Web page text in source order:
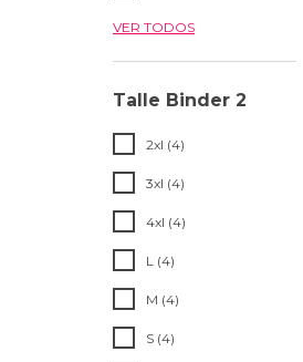
VER TODOS
Talle Binder 2
2xl (4)
3xl (4)
4xl (4)
L (4)
M (4)
S (4)